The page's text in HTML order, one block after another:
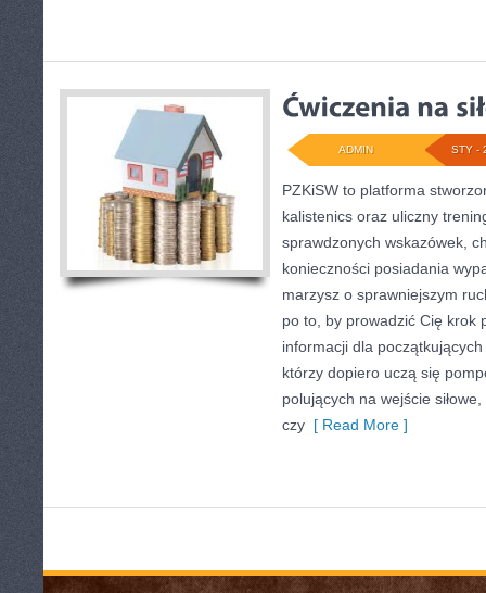
STY -
ADMIN
PZKiSW to platforma
kalistenics oraz uliczny
sprawdzonych wskazówek,
konieczności posiadania
marzysz o sprawniejszym
po to, by prowadzić Cię krok
informacji dla
którzy dopiero uczą się
polujących na wejście
czy [ Read More ]